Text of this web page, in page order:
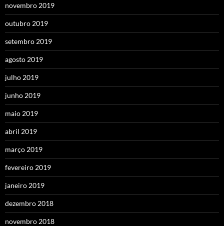
novembro 2019
outubro 2019
setembro 2019
agosto 2019
julho 2019
junho 2019
maio 2019
abril 2019
março 2019
fevereiro 2019
janeiro 2019
dezembro 2018
novembro 2018